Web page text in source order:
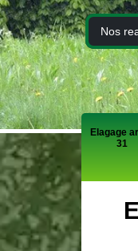
Nos
Elagage
31